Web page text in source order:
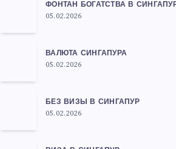
ФОНТАН БОГАТСТВА В
05.02.2026
ВАЛЮТА СИНГАПУРА
05.02.2026
БЕЗ ВИЗЫ В СИНГАПУР
05.02.2026